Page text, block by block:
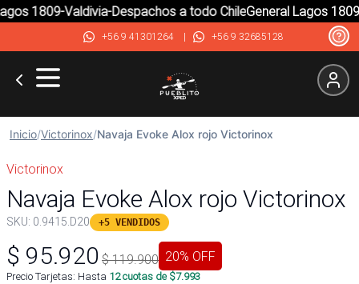
1809-Valdivia-Despachos a todo ChileGeneral Lagos
+56 9 41301264| +56 9 32685128
Inicio/Victorinox/Navaja Evoke Alox rojo Victorinox
Victorinox
Navaja Evoke Alox rojo Victorinox
SKU: 0.9415.D20 +5 VENDIDOS
$ 95.920 $119.900 20% OFF
Precio Tarjetas: Hasta 12cuotas de $7.993